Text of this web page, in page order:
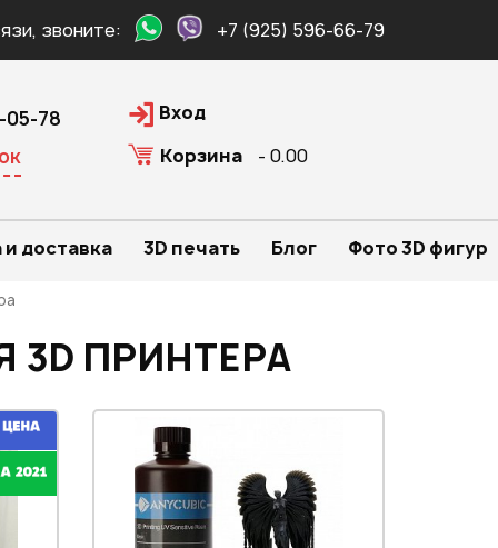
звоните: +7 (925) 596-66-79
05-78
Вход
Корзина
- 0.00
доставка 3D печать Блог Фото 3D фигур
ПРИНТЕРА